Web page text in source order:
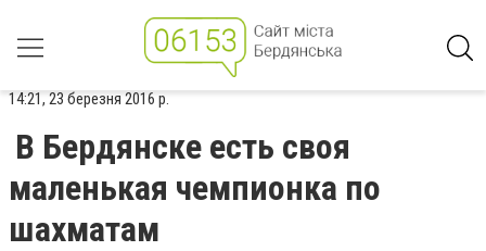
14:21, 23 березня 2016 р.
В Бердянске есть своя
маленькая чемпионка по
шахматам